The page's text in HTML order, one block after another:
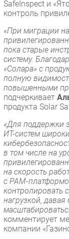
SafeInspect и
контроль
«При миграции
пока старые
систему.
«Солара» с
полную
повышенными
подчеркивает
продукта Solar
«Для поддержки
ИТ-систем
в том числе на
на скорость
с PAM-
контролировать
нагрузкой,
комментирует
компании